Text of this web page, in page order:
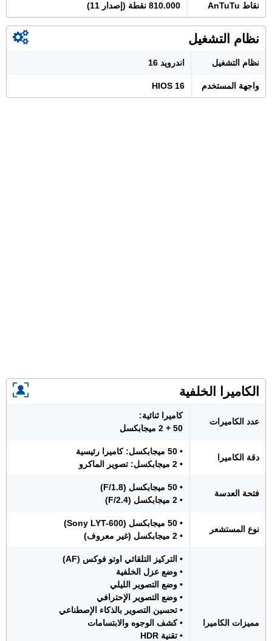
نقاط AnTuTu 810.000 نقطة (إصدار 11)
نظام التشغيل
نظام التشغيل اندرويد 16
واجهة المستخدم HIOS 16
الكاميرا الخلفية
عدد الكاميرات
كاميرا ثنائية:
50 + 2 ميجابكسل
دقة الكاميرا
• 50 ميجابكسل: كاميرا رئيسية
• 2 ميجابكسل: تصوير الماكرو
فتحة العدسة
• 50 ميجابكسل (F/1.8)
• 2 ميجابكسل (F/2.4)
نوع المستشعر
• 50 ميجابكسل (Sony LYT-600)
• 2 ميجابكسل (غير معروف)
مميزات الكاميرا
• التركيز التلقائي اوتو فوكس (AF)
• وضع عزل الخلفية
• وضع التصوير الليلي
• وضع التصوير الإحترافي
• تحسين التصوير بالذكاء الإصطناعي
• كشف الوجوه والابتسامات
• تقنية HDR